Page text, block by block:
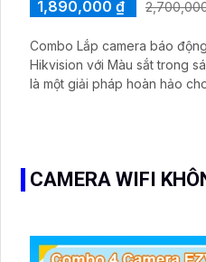
1,890,000 ₫
Combo Lắp camera báo
Hikvision với Màu sắt trong
là một giải pháp hoàn hảo
CAMERA WIFI